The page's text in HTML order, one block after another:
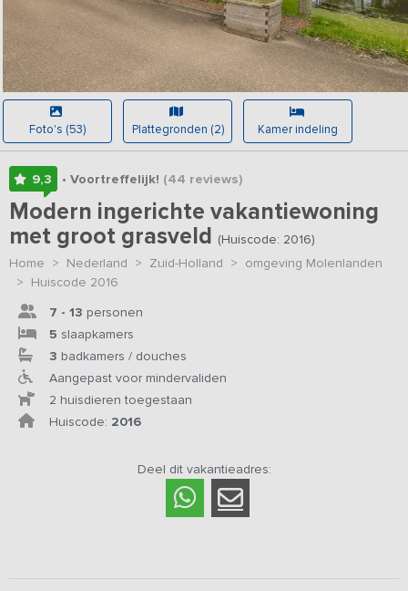
Foto's (53) Plattegronden (2) Kamer indeling
9,3 • Voortreffelijk! (44 reviews)
Modern ingerichte vakantiewoning
met groot grasveld (Huiscode: 2016)
Home > Nederland > Zuid-Holland > omgeving Molenlanden
> Huiscode 2016
7 - 13 personen
5 slaapkamers
3 badkamers / douches
Aangepast voor mindervaliden
2 huisdieren toegestaan
Huiscode: 2016
Deel dit vakantieadres: